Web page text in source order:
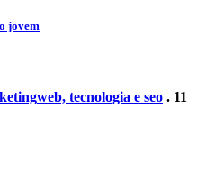
jovem
web, tecnologia e seo . 11